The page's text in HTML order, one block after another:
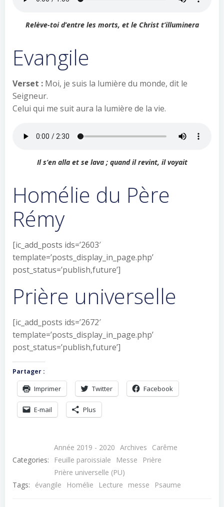
Relève-toi d’entre les morts, et le Christ t’illuminera
Evangile
Verset : Moi, je suis la lumière du monde, dit le
Seigneur.
Celui qui me suit aura la lumière de la vie.
Il s’en alla et se lava ; quand il revint, il voyait
Homélie du Père
Rémy
[ic_add_posts ids=’2603′
template=’posts_display_in_page.php’
post_status=’publish,future’]
Prière universelle
[ic_add_posts ids=’2672′
template=’posts_display_in_page.php’
post_status=’publish,future’]
Partager :
Imprimer Twitter Facebook
E-mail Plus
Categories:
Année 2019 - 2020 Archives
Carême
Feuille paroissiale
Messe
Prière
Prière universelle (PU)
Tags:
évangile Homélie Lecture messe Psaume